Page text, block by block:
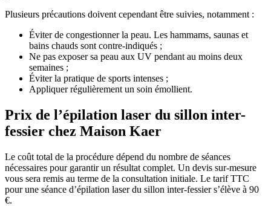
Plusieurs précautions doivent cependant être suivies, notamment :
Éviter de congestionner la peau. Les hammams, saunas et
bains chauds sont contre-indiqués ;
Ne pas exposer sa peau aux UV pendant au moins deux
semaines ;
Éviter la pratique de sports intenses ;
Appliquer régulièrement un soin émollient.
Prix de l’épilation laser du sillon inter-
fessier chez Maison Kaer
Le coût total de la procédure dépend du nombre de séances
nécessaires pour garantir un résultat complet. Un devis sur-mesure
vous sera remis au terme de la consultation initiale. Le tarif TTC
pour une séance d’épilation laser du sillon inter-fessier s’élève à 90
€.